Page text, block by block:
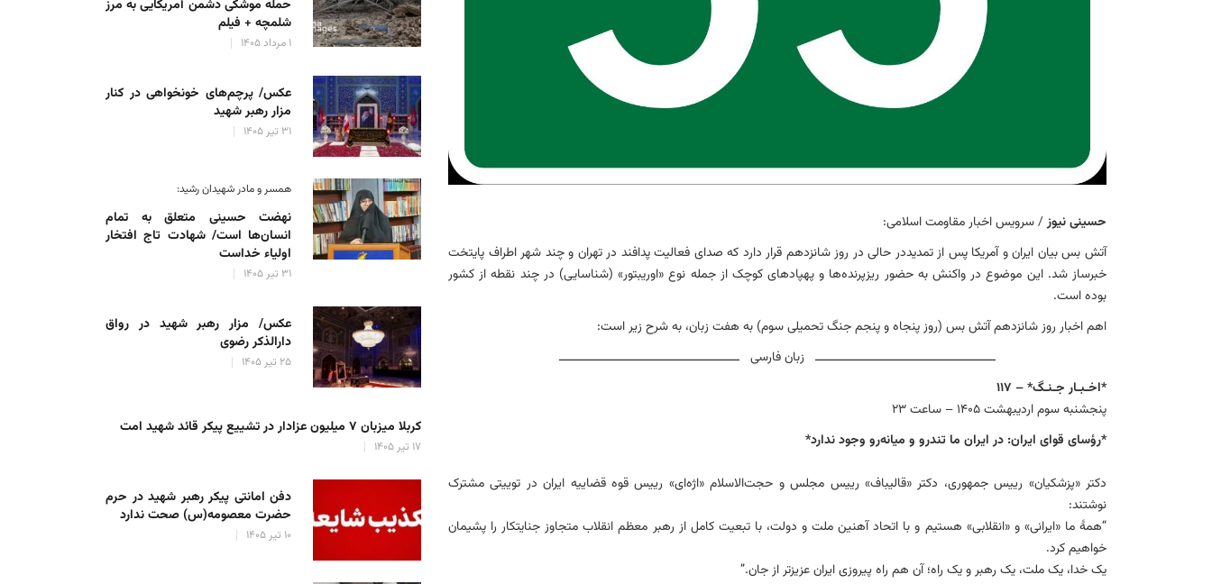
حسینی نیوز/ سرویس اخبار مقاومت اسلامی:
آتش بس بیان ایران و آمریکا پس از تمدیددر حالی در روز شانزدهم قرار دارد که صدای فعالیت پدافند در تهران و چند شهر اطراف پایتخت
خبرساز شد. این موضوع در واکنش به حضور ریزپرنده‌ها و پهپادهای کوچک از جمله نوع «اوریبتور» (شناسایی) در چند نقطه از کشور
بوده است.
اهم اخبار روز شانزدهم آتش بس (روز پنجاه و پنجم جنگ تحمیلی سوم) به هفت زبان، به شرح زیر است:
ــــــــــــــــــــــــــــــــــــــــــــــــــ زبان فارسی ــــــــــــــــــــــــــــــــــــــــــــــــــ
*اخـبـار جـنـگ* – ۱۱۷
پنجشنبه سوم اردیبهشت ۱۴۰۵ – ساعت ۲۳
*رؤسای قوای ایران: ‌در ایران ما تندرو و میانه‌رو وجود ندارد*
دکتر «پزشکیان» رییس جمهوری، دکتر «قالیباف» رییس مجلس و حجت‌الاسلام «اژه‌ای» رییس قوه قضاییه ایران در توییتی مشترک
نوشتند:
“همهٔ ما «ایرانی» و «انقلابی» هستیم و با اتحاد آهنین ملت و دولت، با تبعیت کامل از رهبر معظم انقلاب متجاوز جنایتکار را پشیمان
خواهیم کرد.
یک خدا، یک ملت، یک رهبر و یک راه؛ آن هم راه پیروزی ایران عزیزتر از جان.”
حمله موشکی دشمن آمریکایی به مرز
شلمچه + فیلم
۱ مرداد ۱۴۰۵
عکس/ پرچم‌های خونخواهی در کنار
مزار رهبر شهید
۳۱ تیر ۱۴۰۵
همسر و مادر شهیدان رشید:
نهضت حسینی متعلق به تمام
انسان‌ها است/ شهادت تاج افتخار
اولیاء خداست
۳۱ تیر ۱۴۰۵
عکس/ مزار رهبر شهید در رواق
دارالذکر رضوی
۲۵ تیر ۱۴۰۵
کربلا میزبان ۷ میلیون عزادار در تشییع پیکر قائد شهید امت
۱۷ تیر ۱۴۰۵
دفن امانتی پیکر رهبر شهید در حرم
حضرت معصومه(س) صحت ندارد
۱۰ تیر ۱۴۰۵